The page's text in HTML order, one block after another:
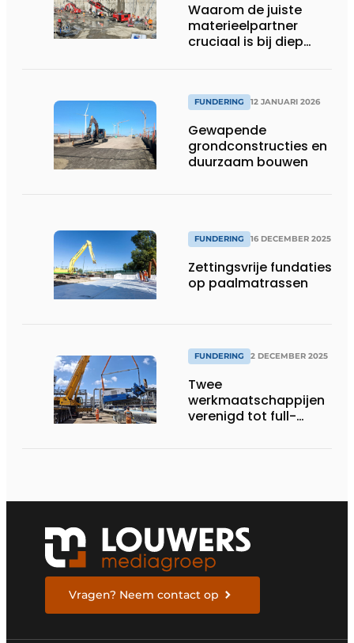
Waarom de juiste
materieelpartner
cruciaal is bij diep
FUNDERING 12 JANUARI 2026
Gewapende
grondconstructies en
duurzaam bouwen
FUNDERING 16 DECEMBER 2025
Zettingsvrije fundaties
op paalmatrassen
FUNDERING 2 DECEMBER 2025
Twee
werkmaatschappijen
verenigd tot full-
Vragen? Neem contact op